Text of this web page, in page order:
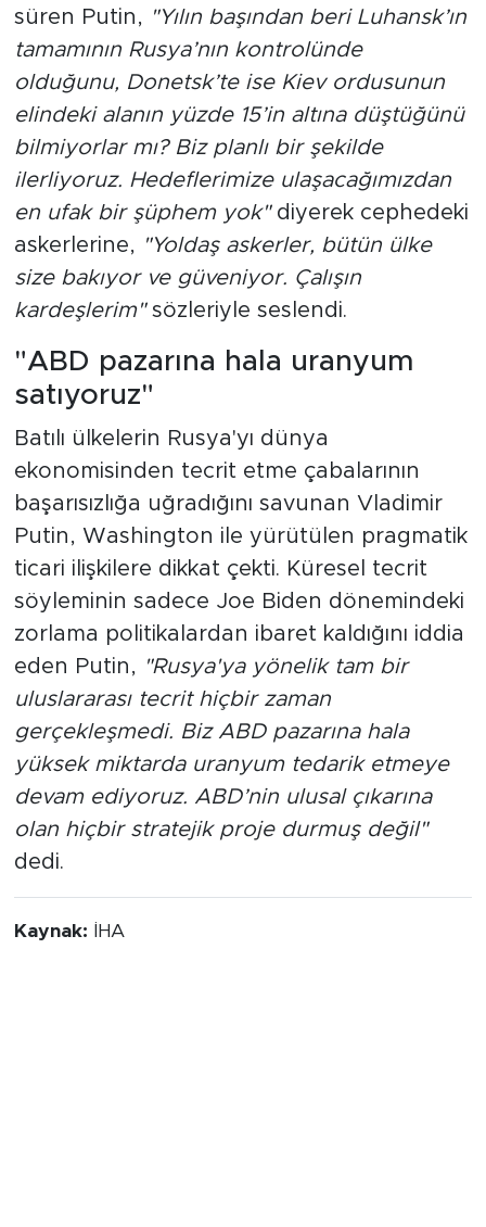
süren Putin, "Yılın başından beri Luhansk’ın
tamamının Rusya’nın kontrolünde
olduğunu, Donetsk’te ise Kiev ordusunun
elindeki alanın yüzde 15’in altına düştüğünü
bilmiyorlar mı? Biz planlı bir şekilde
ilerliyoruz. Hedeflerimize ulaşacağımızdan
en ufak bir şüphem yok"diyerek cephedeki
askerlerine, "Yoldaş askerler, bütün ülke
size bakıyor ve güveniyor. Çalışın
kardeşlerim"sözleriyle seslendi.
"ABD pazarına hala uranyum
satıyoruz"
Batılı ülkelerin Rusya'yı dünya
ekonomisinden tecrit etme çabalarının
başarısızlığa uğradığını savunan Vladimir
Putin, Washington ile yürütülen pragmatik
ticari ilişkilere dikkat çekti. Küresel tecrit
söyleminin sadece Joe Biden dönemindeki
zorlama politikalardan ibaret kaldığını iddia
eden Putin, "Rusya'ya yönelik tam bir
uluslararası tecrit hiçbir zaman
gerçekleşmedi. Biz ABD pazarına hala
yüksek miktarda uranyum tedarik etmeye
devam ediyoruz. ABD’nin ulusal çıkarına
olan hiçbir stratejik proje durmuş değil"
dedi.
Kaynak: İHA